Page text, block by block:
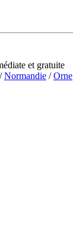
et gratuite
/Normandie /Orne